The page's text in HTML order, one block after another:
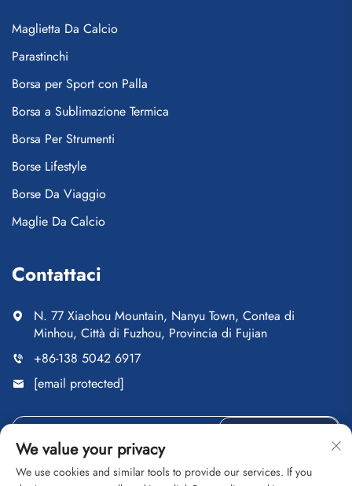
Maglietta Da Calcio
Parastinchi
Borsa per Sport con Palla
Borsa a Sublimazione Termica
Borsa Per Strumenti
Borse Lifestyle
Borse Da Viaggio
Maglie Da Calcio
Contattaci
N. 77 Xiaohou Mountain, Nanyu Town, Contea di
Minhou, Città di Fuzhou, Provincia di Fujian
+86-138 5042 6917
[email protected]
We value your privacy
We use cookies and similar tools to provide our services. If you